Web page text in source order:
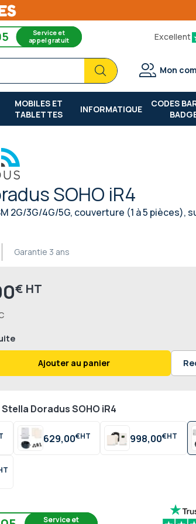
Service et
appel gratuit Excellent
Chercher
Chercher
Mon
MOBILES ET
TABLETTES
INFORMATIQUE
CODES
SOHO iR4
2G/3G/4G/5G, couverture (1 à 5 pièces),
Garantie 3 ans
€
Ajouter au panier
Stella Doradus SOHO iR4
629,00€ 998,00€
Service et